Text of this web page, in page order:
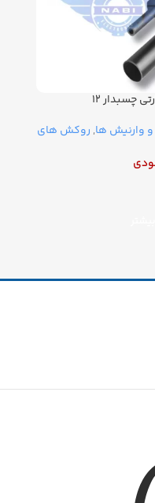
چسبدار ۱۲
وارنیش ها, روکش های